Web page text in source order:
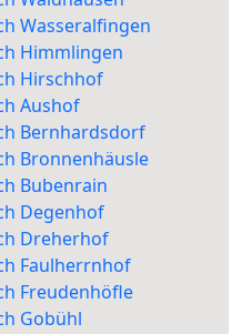
Wasseralfingen
Himmlingen
Hirschhof
Aushof
Bernhardsdorf
Bronnenhäusle
Bubenrain
Degenhof
Dreherhof
Faulherrnhof
Freudenhöfle
Gobühl